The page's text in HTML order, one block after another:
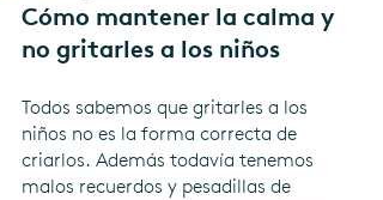
Cómo mantener la calma y
no gritarles a los niños
Todos sabemos que gritarles a los
niños no es la forma correcta de
criarlos. Además todavía tenemos
malos recuerdos y pesadillas de